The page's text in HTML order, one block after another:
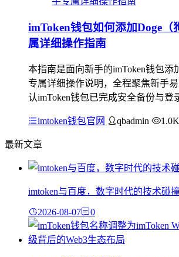
imToken钱包如何添加Doge（
属详细操作指南
本指南是面向新手的imToken钱包添
专属详细操作说明，全程聚焦新手
认imToken钱包已完成安全备份与登
imtoken钱包官网 qbadmin 1.0K
最新文章
imtoken与百度，数字时代的技术碰
2026-08-07 0